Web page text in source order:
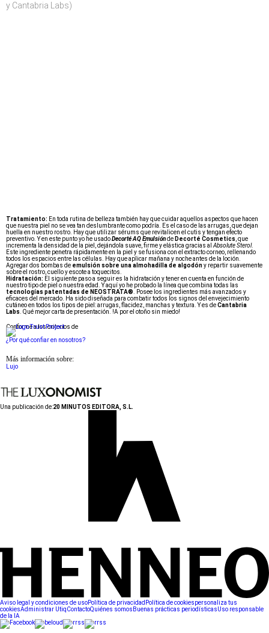
y Cantabria Labs)
Tratamiento: En toda rutina de belleza también hay que cuidar aquellos aspectos que hacen
que nuestra piel no se vea tan deslumbrante como podría. Es el caso de las arrugas, que dejan
huella en nuestro rostro. Hay que utilizar sérums que revitalicen el cutis y tengan efecto
preventivo. Y en este punto yo he usadoDecorté AQ Emulsiónde Decorté Cosmetics , que
incrementa la densidad de la piel, dejándola suave, firme y elástica gracias al Absolute Sterol.
Este ingrediente penetra rápidamente en la piel y se fusiona con el extracto corneo, rellenando
todos los espacios entre las células. Hay que aplicar mañana y noche antes de la loción.
Agregar dos bombas de emulsión sobre una almohadilla de algodóny repartir suavemente
sobre el rostro, cuello y escote a toquecitos.
Hidratación: El siguiente paso a seguir es la hidratación y tener en cuenta en función de
nuestro tipo de piel o nuestra edad. Y aquí yo he probado la línea que combina todas las
tecnologías patentadas de NEOSTRATA® . Posee los ingredientes más avanzados y
eficaces del mercado. Ha sido diseñada para combatir todos los signos del envejecimiento
cutáneo en todos los tipos de piel: arrugas, flacidez, manchas y textura. Y es deCantabria
Labs . Qué mejor carta de presentación. !A por el otoño sin miedo!
Conforme a los criterios de
¿Por qué confiar en nosotros?
Más información sobre:
Lujo
Una publicación de:20 MINUTOS EDITORA, S.L.
Aviso legal y condiciones de usoPolítica de privacidad Política de cookiespersonaliza tus
cookiesAdministrar UtiqContactoQuiénes somos Buenas prácticas periodísticasUso responsable
de la IA